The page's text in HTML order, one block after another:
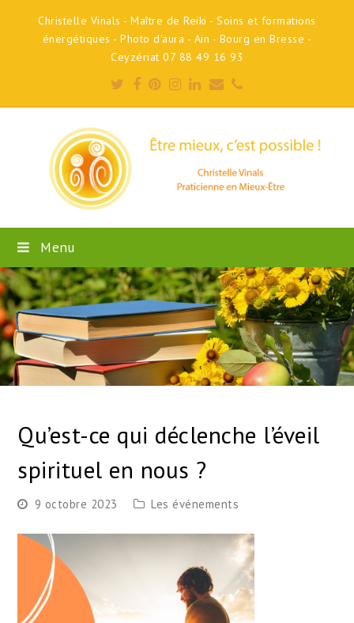
Christelle Vinals - Maître de Reiki - Soins et formations
énergétiques - Photo d'aura - Ain - Bourg en Bresse -
Ceyzériat 07 88 49 16 93
Twitter
Facebook
Pinterest
Instagram
LinkedIn
EmailPhone
Menu
Qu’est-ce qui déclenche l’éveil
spirituel en nous ?
9 octobre 2023 Les événements